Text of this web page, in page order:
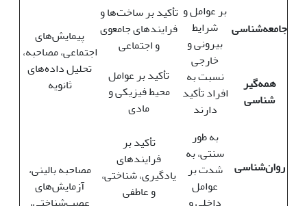
جامعه‌شناسی
بر عوامل و
شرایط
بیرونی و
خارجی
نسبت به
افراد تأکید
دارند
تأکید بر ساخت‌ها و
فرایندهای جامعوی
و اجتماعی
پیمایش‌های
اجتماعی، مصاحبه،
تحلیل داده‌های
ثانویه
همه‌گیر
شناسی
تأکید بر عوامل
محیط فیزیکی و
مادی
روان‌شناسی
به طور
سنتی، به
شدت بر
عوامل
تأکید بر
فرایندهای
یادگیری، شناختی،
و عاطفی
مصاحبه بالینی،
آزمایش‌های